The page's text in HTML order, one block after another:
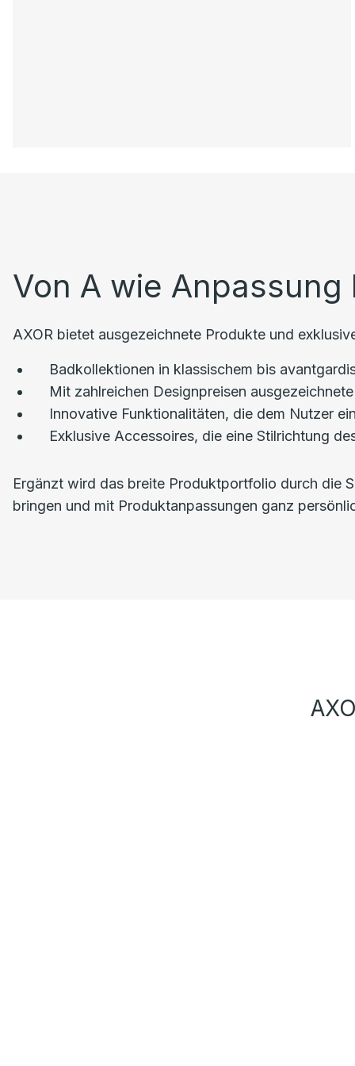
Von A wie
AXOR bietet ausgezeichnete Produkte und
Badkollektionen in klassischem bis
Mit zahlreichen Designpreisen
Innovative Funktionalitäten, die dem Nutzer
Exklusive Accessoires, die eine Stilrichtung
Ergänzt wird das breite Produktportfolio durch die
bringen und mit Produktanpassungen ganz